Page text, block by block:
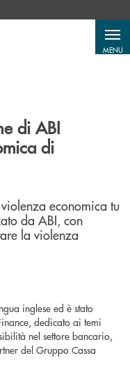
MENU
di ABI
di
economica tu
da ABI, con
la violenza
inglese ed è stato
dedicato ai temi
nel settore bancario,
del Gruppo Cassa